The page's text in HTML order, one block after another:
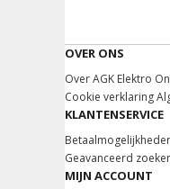
OVER ONS
Over AGK Elektro
Cookie verklaring
KLANTENSERVICE
Geavanceerd
MIJN ACCOUNT